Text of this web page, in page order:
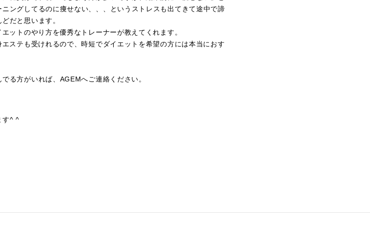
ングしてるのに痩せない、、、というストレスも出てきて途中で諦
だと思います。
ットのやり方を優秀なトレーナーが教えてくれます。
ステも受けれるので、時短でダイエットを希望の方には本当におす
る方がいれば、AGEMへご連絡ください。
す^ ^